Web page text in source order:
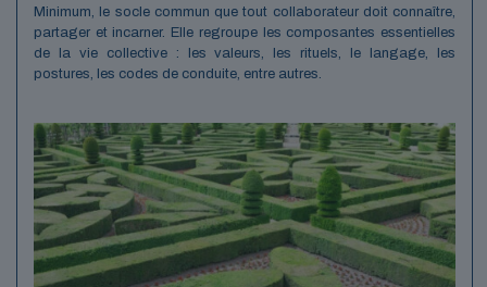
Minimum, le socle commun que tout collaborateur doit connaître,
partager et incarner. Elle regroupe les composantes essentielles
de la vie collective : les valeurs, les rituels, le langage, les
postures, les codes de conduite, entre autres.